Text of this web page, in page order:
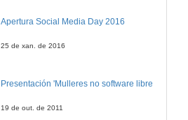
Apertura Social Media Day 2016
25 de xan. de 2016
Presentación 'Mulleres no software libre'
19 de out. de 2011